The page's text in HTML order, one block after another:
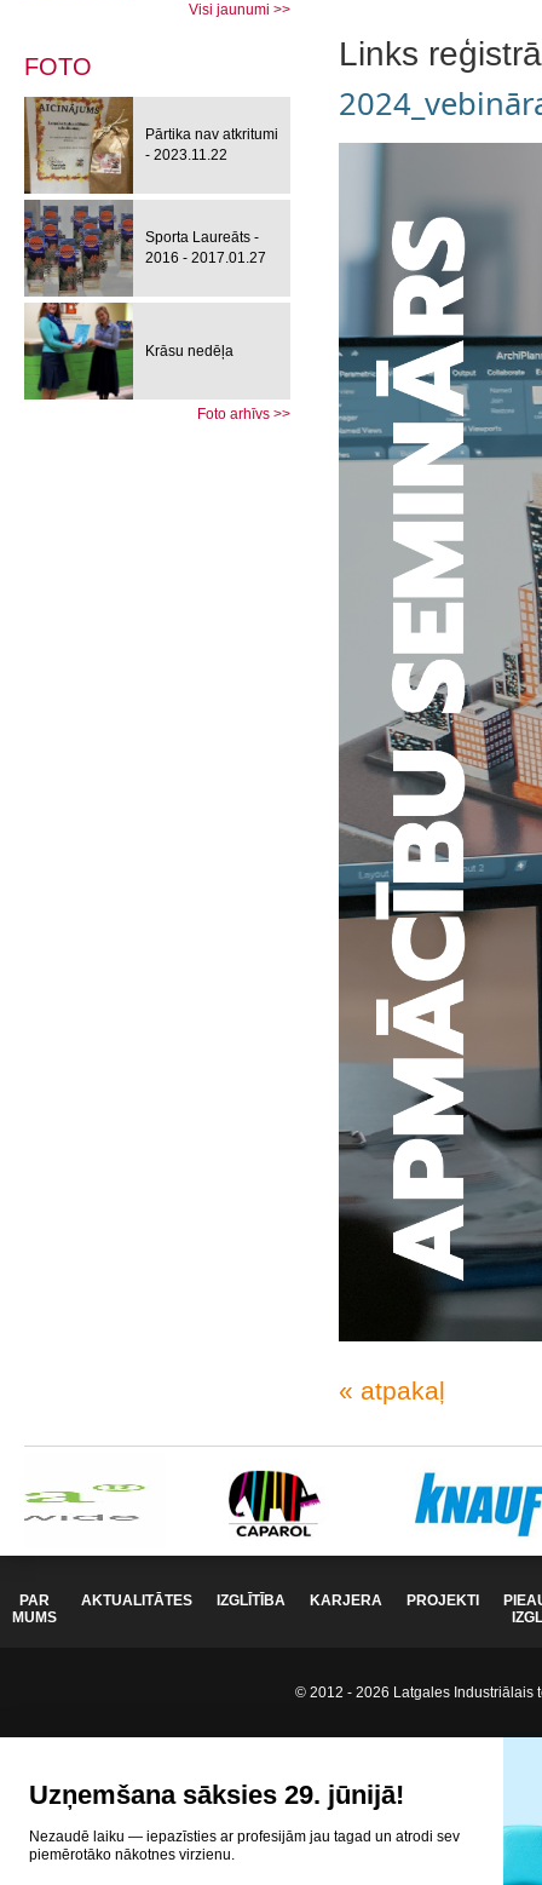
Visi jaunumi >>
FOTO
Pārtika nav atkritumi
- 2023.11.22
Sporta Laureāts -
2016 - 2017.01.27
Krāsu nedēļa
Foto arhīvs >>
Links
« atpakaļ
PAR
MUMS
AKTUALITĀTES IZGLĪTĪBA KARJERA PROJEKTI
© 2012 - 2026 Latgales Industriālais
Uzņemšana sāksies 29. jūnijā!
Nezaudē laiku — iepazīsties ar profesijām jau tagad un atrodi sev
piemērotāko nākotnes virzienu.